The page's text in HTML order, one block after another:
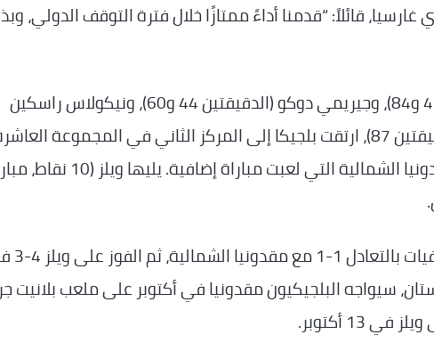
غارسيا، قائلاً: “قدمنا ​​أداءً ممتازًا خلال فترة التوقف الدولي،
بفضل أهداف كيفن دي بروين (الدقيقتين 42 و84)، وجيريمي دوكو (الدقيقتين 44 و60)، ونيكولاس راسكين
(الدقيقتين 51 و57)، وتوماس مونييه (الدقيقتين 87)، ارتقت بلجيكا إلى المركز الثاني في المجموعة
برصيد 10 نقاط، بفارق نقطة واحدة عن مقدونيا الشمالية التي لعبت مباراة إضافية.
بدأ لاعبو رودي غارسيا
سيواجه البلجيكيون مقدونيا في أكتوبر على ملعب بلانيت